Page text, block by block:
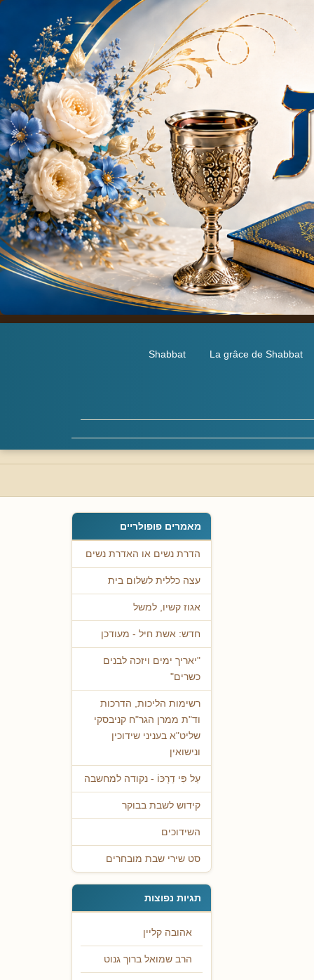
La grâce de Shabbat
Shabbat
מאמרים פופולריים
הדרת נשים או האדרת נשים
עצה כללית לשלום בית
אגוז קשיו, למשל
חדש: אשת חיל - מעודכן
"יאריך ימים ויזכה לבנים
כשרים"
רשימות הליכות, הדרכות
וד"ת ממרן הגר"ח קניבסקי
שליט"א בעניני שידוכין
ונישואין
עַל פִּי דַרְכּוֹ - נקודה למחשבה
קידוש לשבת בבוקר
השידוכים
סט שירי שבת מובחרים
תגיות נפוצות
אהובה קליין
הרב שמואל ברוך גנוט